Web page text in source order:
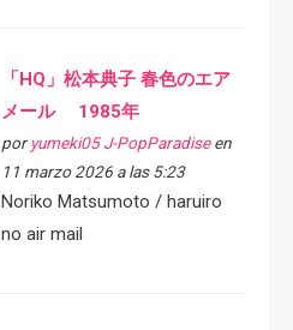
「HQ」松本典子 春色のエア
メール 1985年
por yumeki05 J-PopParadiseen
11 marzo 2026 a las 5:23
Noriko Matsumoto / haruiro
no air mail